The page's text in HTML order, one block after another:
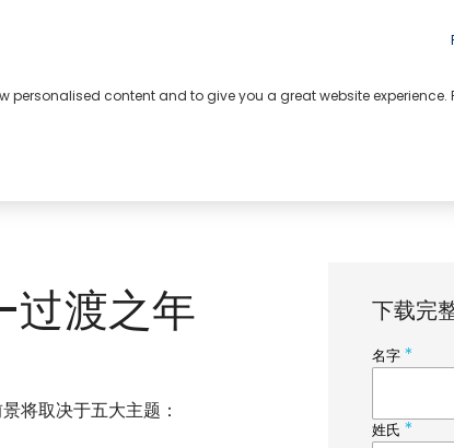
过渡之年
将取决于五大主题：
下载完
content and to give you a great website experience.